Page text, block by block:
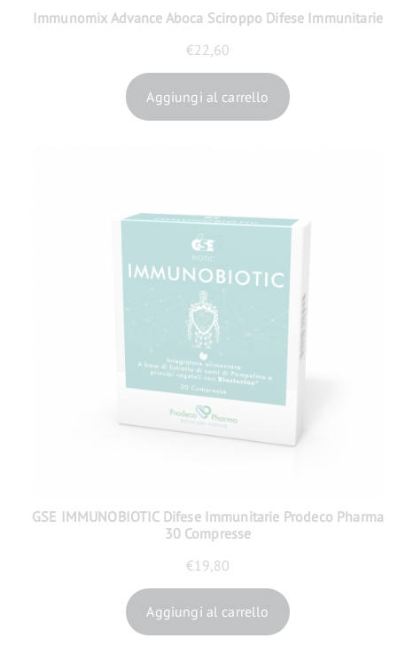
Immunomix Advance Aboca Sciroppo Difese Immunitarie
€22,60
Aggiungi al carrello
GSE IMMUNOBIOTIC Difese Immunitarie Prodeco Pharma
30 Compresse
€19,80
Aggiungi al carrello